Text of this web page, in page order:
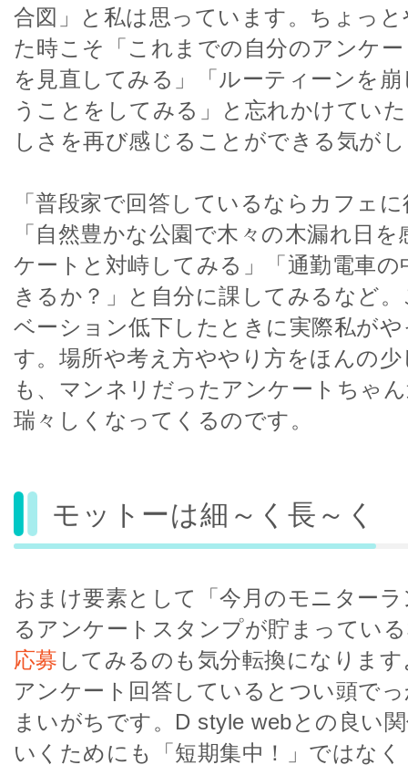
合図」と私は思っています。ちょっ
た時こそ「これまでの自分のアンケ
を見直してみる」「ルーティーンを
うことをしてみる」と忘れかけてい
しさを再び感じることができる気が
「普段家で回答しているならカフェ
「自然豊かな公園で木々の木漏れ日
ケートと対峙してみる」「通勤電車の
きるか？」と自分に課してみるなど
ベーション低下したときに実際私が
す。場所や考え方ややり方をほんの
も、マンネリだったアンケートちゃ
瑞々しくなってくるのです。
モットーは細～く長～く
おまけ要素として「今月のモニター
るアンケートスタンプが貯まってい
応募 してみるのも気分転換になりま
アンケート回答しているとつい頭で
まいがちです。D style webとの良い
いくためにも「短期集中！」ではなく